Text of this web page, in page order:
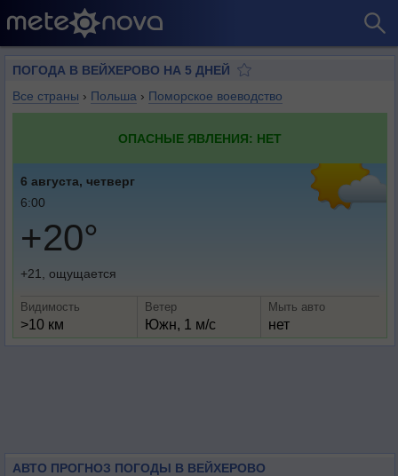
ПОГОДА В ВЕЙХЕРОВО НА 5 ДНЕЙ
Все страны › Польша › Поморское воеводство
ОПАСНЫЕ ЯВЛЕНИЯ: НЕТ
6 августа, четверг
6:00
+20°
+21, ощущается
Видимость
>10 км
Ветер
Южн, 1 м/с
Мыть авто
нет
АВТО ПРОГНОЗ ПОГОДЫ В ВЕЙХЕРОВО